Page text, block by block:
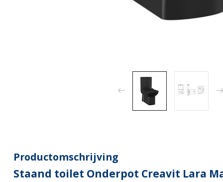
Productomschrijving
Staand toilet Onderpot Creavit Lara